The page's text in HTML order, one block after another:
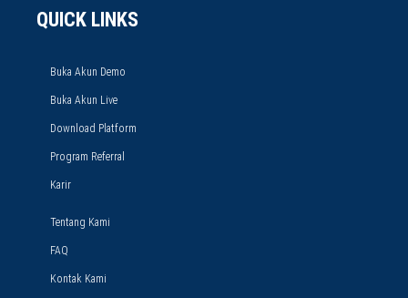
QUICK LINKS
Buka Akun Demo
Buka Akun Live
Download Platform
Program Referral
Karir
Tentang Kami
FAQ
Kontak Kami